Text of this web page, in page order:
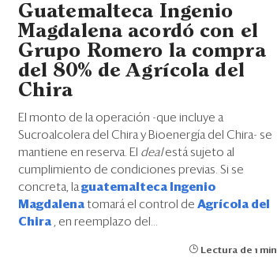
Guatemalteca Ingenio
Magdalena acordó con el
Grupo Romero la compra
del 80% de Agrícola del
Chira
El monto de la operación -que incluye a
Sucroalcolera del Chira y Bioenergía del Chira- se
mantiene en reserva. El dealestá sujeto al
cumplimiento de condiciones previas. Si se
concreta, laguatemalteca Ingenio
Magdalena tomará el control de Agrícola del
Chira , en reemplazo del...
Lectura de 1 min